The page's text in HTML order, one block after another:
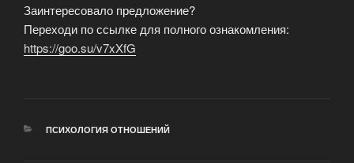
Заинтересовало предложение?
Переходи по ссылке для полного ознакомления:
https://goo.su/v7xXfG
РУБРИКИ
ПСИХОЛОГИЯ ОТНОШЕНИЙ